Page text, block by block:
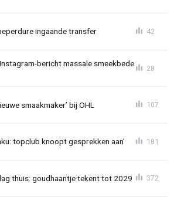
ingaande transfer 42
bericht massale smeekbede
28
smaakmaker’ bij OHL 107
topclub knoopt gesprekken aan' 181
thuis: goudhaantje tekent tot 2029 372